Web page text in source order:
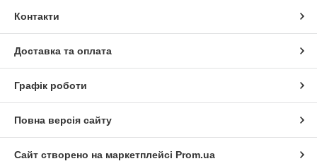
Контакти
Доставка та оплата
Графік роботи
Повна версія сайту
Сайт створено на маркетплейсі Prom.ua